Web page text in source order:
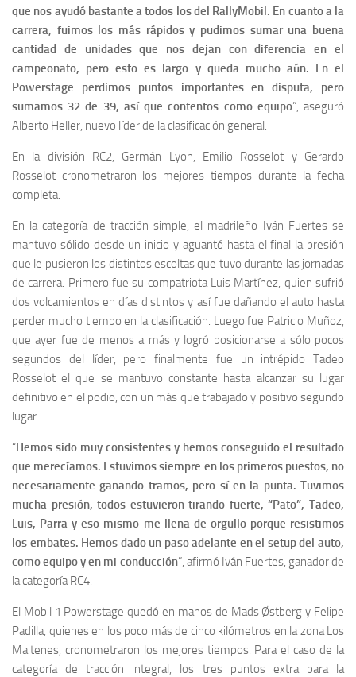
que nos ayudó bastante a todos los del RallyMobil. En cuanto a la
carrera, fuimos los más rápidos y pudimos sumar una buena
cantidad de unidades que nos dejan con diferencia en el
campeonato, pero esto es largo y queda mucho aún. En el
Powerstage perdimos puntos importantes en disputa, pero
sumamos 32 de 39, así que contentos como equipo”, aseguró
Alberto Heller, nuevo líder de la clasificación general.
En la división RC2, Germán Lyon, Emilio Rosselot y Gerardo
Rosselot cronometraron los mejores tiempos durante la fecha
completa.
En la categoría de tracción simple, el madrileño Iván Fuertes se
mantuvo sólido desde un inicio y aguantó hasta el final la presión
que le pusieron los distintos escoltas que tuvo durante las jornadas
de carrera. Primero fue su compatriota Luis Martínez, quien sufrió
dos volcamientos en días distintos y así fue dañando el auto hasta
perder mucho tiempo en la clasificación. Luego fue Patricio Muñoz,
que ayer fue de menos a más y logró posicionarse a sólo pocos
segundos del líder, pero finalmente fue un intrépido Tadeo
Rosselot el que se mantuvo constante hasta alcanzar su lugar
definitivo en el podio, con un más que trabajado y positivo segundo
lugar.
“Hemos sido muy consistentes y hemos conseguido el resultado
que merecíamos. Estuvimos siempre en los primeros puestos, no
necesariamente ganando tramos, pero sí en la punta. Tuvimos
mucha presión, todos estuvieron tirando fuerte, “Pato”, Tadeo,
Luis, Parra y eso mismo me llena de orgullo porque resistimos
los embates. Hemos dado un paso adelante en el setup del auto,
como equipo y en mi conducción”, afirmó Iván Fuertes, ganador de
la categoría RC4.
El Mobil 1 Powerstage quedó en manos de Mads Østberg y Felipe
Padilla, quienes en los poco más de cinco kilómetros en la zona Los
Maitenes, cronometraron los mejores tiempos. Para el caso de la
categoría de tracción integral, los tres puntos extra para la